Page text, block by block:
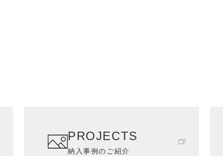
PROJECTS
納入事例のご紹介